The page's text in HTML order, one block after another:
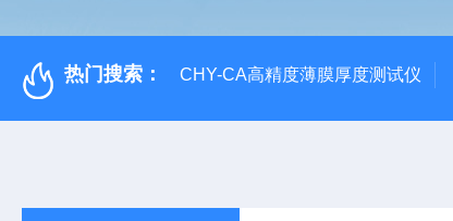
热门搜索： CHY-CA高精度薄膜厚度测试仪